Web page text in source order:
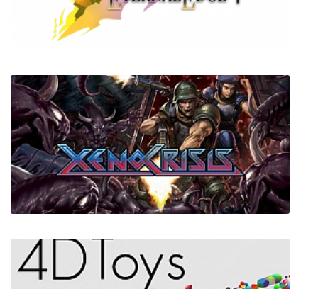
Exit Limbo: Opening
Eternal Edge +